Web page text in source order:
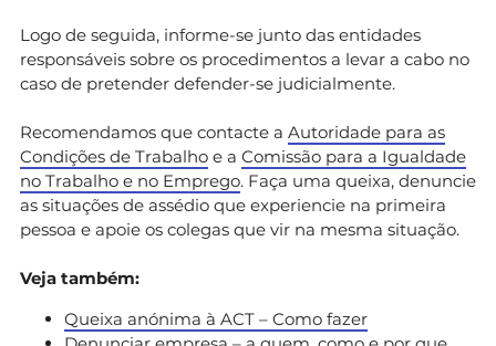
Logo de seguida, informe-se junto das entidades
responsáveis sobre os procedimentos a levar a cabo no
caso de pretender defender-se judicialmente.
Recomendamos que contacte a Autoridade para as
Condições de Trabalho e a Comissão para a Igualdade
no Trabalho e no Emprego. Faça uma queixa, denuncie
as situações de assédio que experiencie na primeira
pessoa e apoie os colegas que vir na mesma situação.
Veja também:
Queixa anónima à ACT – Como fazer